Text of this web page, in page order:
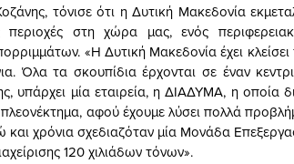
τόνισε ότι η Δυτική Μακεδονία
περιοχές στη χώρα μας, ενός
«Η Δυτική Μακεδονία έχει
Όλα τα σκουπίδια έρχονται σε έναν
υπάρχει μία εταιρεία, η ΔΙΑΔΥΜΑ, η οποία
αφού έχουμε λύσει πολλά
και χρόνια σχεδιαζόταν μία Μονάδα
120 χιλιάδων τόνων».